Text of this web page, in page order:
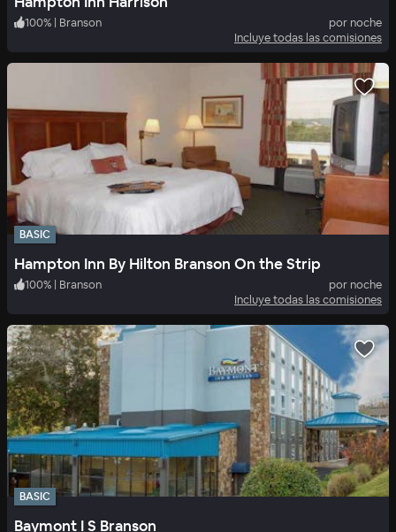
100% | Branson
por noche
Incluye todas las comisiones
BASIC
Hampton Inn By Hilton Branson On the Strip
100% | Branson
por noche
Incluye todas las comisiones
BASIC
Baymont I S Branson